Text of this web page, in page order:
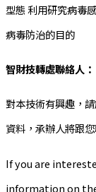
型態 利用研究病毒
病毒防治的目的
智財技轉處聯絡人：
對本技術有興趣，
資料，承辦人將跟您
If you are
information on